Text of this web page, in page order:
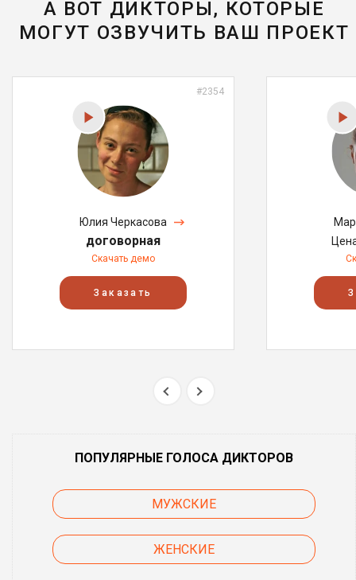
А ВОТ ДИКТОРЫ, КОТОРЫЕ
МОГУТ ОЗВУЧИТЬ ВАШ ПРОЕКТ
#2354
Юлия Черкасова
договорная
Скачать демо
Заказать
ПОПУЛЯРНЫЕ ГОЛОСА ДИКТОРОВ
МУЖСКИЕ
ЖЕНСКИЕ